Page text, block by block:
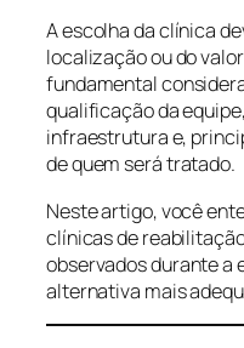
A escolha da clínica
localização ou do
fundamental
qualificação da
infraestrutura e,
de quem será tratado.
Neste artigo, você
clínicas de
observados durante a
alternativa mais